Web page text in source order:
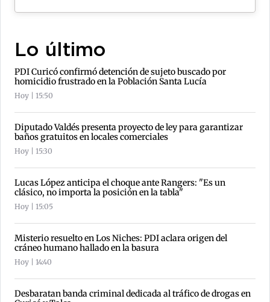
Lo último
PDI Curicó confirmó detención de sujeto buscado por
homicidio frustrado en la Población Santa Lucía
Hoy | 15:50
Diputado Valdés presenta proyecto de ley para garantizar
baños gratuitos en locales comerciales
Hoy | 15:30
Lucas López anticipa el choque ante Rangers: "Es un
clásico, no importa la posición en la tabla"
Hoy | 15:05
Misterio resuelto en Los Niches: PDI aclara origen del
cráneo humano hallado en la basura
Hoy | 14:40
Desbaratan banda criminal dedicada al tráfico de drogas en